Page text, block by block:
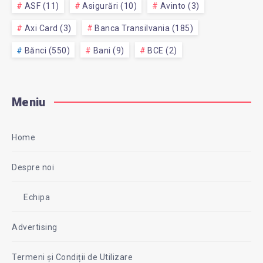
ASF (11) Asigurări (10) Avinto (3)
Axi Card (3) Banca Transilvania (185)
Bănci (550) Bani (9) BCE (2)
Meniu
Home
Despre noi
Echipa
Advertising
Termeni și Condiții de Utilizare